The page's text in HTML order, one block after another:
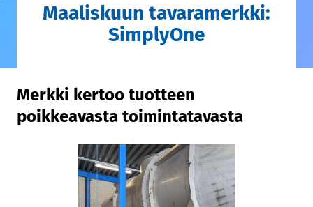
Maaliskuun tavaramerkki:
SimplyOne
Merkki kertoo tuotteen
poikkeavasta toimintatavasta